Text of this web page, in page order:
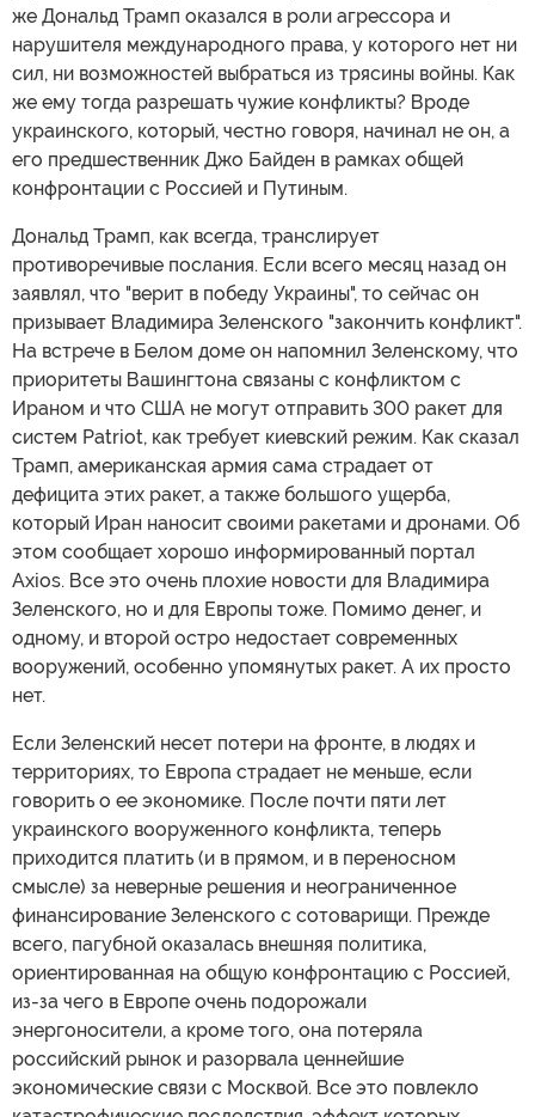
же Дональд Трамп оказался в роли агрессора и
нарушителя международного права, у которого нет ни
сил, ни возможностей выбраться из трясины войны. Как
же ему тогда разрешать чужие конфликты? Вроде
украинского, который, честно говоря, начинал не он, а
его предшественник Джо Байден в рамках общей
конфронтации с Россией и Путиным.
Дональд Трамп, как всегда, транслирует
противоречивые послания. Если всего месяц назад он
заявлял, что "верит в победу Украины", то сейчас он
призывает Владимира Зеленского "закончить конфликт".
На встрече в Белом доме он напомнил Зеленскому, что
приоритеты Вашингтона связаны с конфликтом с
Ираном и что США не могут отправить 300 ракет для
систем Patriot, как требует киевский режим. Как сказал
Трамп, американская армия сама страдает от
дефицита этих ракет, а также большого ущерба,
который Иран наносит своими ракетами и дронами. Об
этом сообщает хорошо информированный портал
Axios. Все это очень плохие новости для Владимира
Зеленского, но и для Европы тоже. Помимо денег, и
одному, и второй остро недостает современных
вооружений, особенно упомянутых ракет. А их просто
нет.
Если Зеленский несет потери на фронте, в людях и
территориях, то Европа страдает не меньше, если
говорить о ее экономике. После почти пяти лет
украинского вооруженного конфликта, теперь
приходится платить (и в прямом, и в переносном
смысле) за неверные решения и неограниченное
финансирование Зеленского с сотоварищи. Прежде
всего, пагубной оказалась внешняя политика,
ориентированная на общую конфронтацию с Россией,
из-за чего в Европе очень подорожали
энергоносители, а кроме того, она потеряла
российский рынок и разорвала ценнейшие
экономические связи с Москвой. Все это повлекло